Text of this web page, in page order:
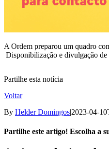
A Ordem preparou um quadro
Disponibilização e divulgação
Partilhe esta notícia
Voltar
By Helder Domingos|2023-04-
Partilhe este artigo! Escolha a